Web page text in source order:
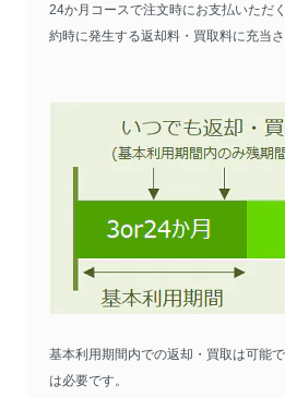
24か月コースで注文時にお支払いただ
約時に発生する返却料・買取料に充当さ
基本利用期間内での返却・買取は可能
は必要です。